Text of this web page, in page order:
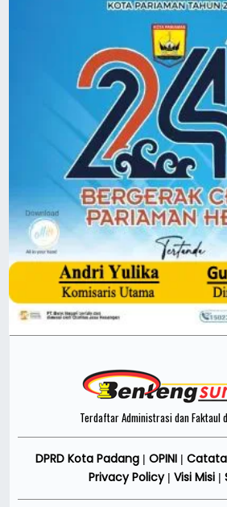
Terdaftar Administrasi dan Faktaul
DPRD Kota Padang| OPINI
Privacy Policy| Visi Misi